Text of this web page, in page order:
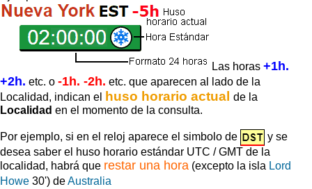
Las horas +1h.
+2h. etc. o -1h. -2h. etc. que aparecen al lado de la
Localidad, indican el
huso horario actual de la
Localidad en el momento de la consulta.
Por ejemplo, si en el reloj aparece el simbolo de
y se
desea saber el huso horario estándar UTC / GMT de la
localidad, habrá que restar una hora (excepto la isla Lord
Howe 30') deAustralia